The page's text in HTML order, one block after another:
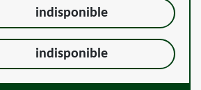
indisponible
indisponible